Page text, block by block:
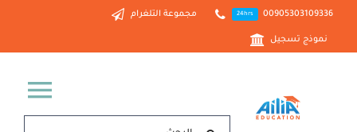
00905303109336
24hrs مجموعة التلغرام
نموذج تسجيل
البحث